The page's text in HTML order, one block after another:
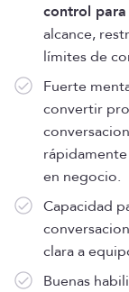
control
alcance,
límites de
Fuerte
convertir
en negocio.
Capacidad
clara a
Buenas